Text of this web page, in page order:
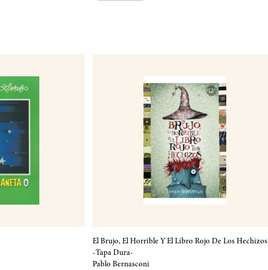
El Brujo, El Horrible Y El Libro Rojo De Los Hechizos
-Tapa Dura-
Pablo Bernasconi